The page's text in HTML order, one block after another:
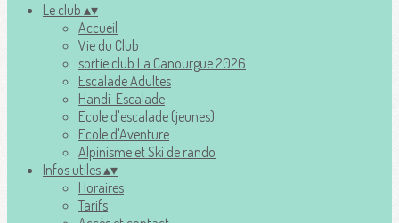
Le club ▴▾
Accueil
Vie du Club
sortie club La Canourgue 2026
Escalade Adultes
Handi-Escalade
Ecole d'escalade (jeunes)
Ecole d'Aventure
Alpinisme et Ski de rando
Infos utiles▴▾
Horaires
Tarifs